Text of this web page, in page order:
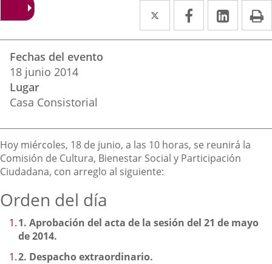
Twitter
Enlace
a
Facebook
Enlace
a
Enlace
a
del
evento
Fechas del evento
18 junio 2014
Lugar
Casa Consistorial
Descripción
Hoy miércoles, 18 de junio, a las 10 horas, se reunirá la
Comisión de Cultura, Bienestar Social y Participación
Ciudadana, con arreglo al siguiente:
Orden del día
1. Aprobación del acta de la sesión del 21 de mayo
de 2014.
2. Despacho extraordinario.